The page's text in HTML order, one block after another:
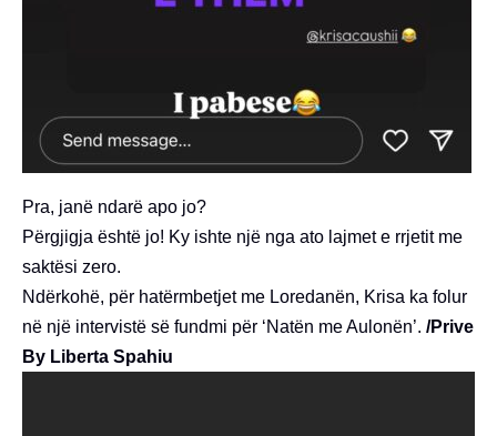
Pra, janë ndarë apo jo?
Përgjigja është jo! Ky ishte një nga ato lajmet e rrjetit me
saktësi zero.
Ndërkohë, për hatërmbetjet me Loredanën, Krisa ka folur
në një intervistë së fundmi për ‘Natën me Aulonën’. /Prive
By Liberta Spahiu